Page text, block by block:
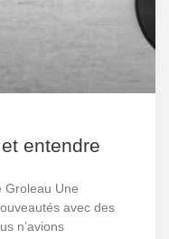
entendre
Groleau Une
avec des
n’avions